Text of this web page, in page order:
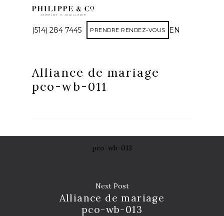
(514) 284 7445 PRENDRE RENDEZ-VOUS EN
Alliance de mariage
pco-wb-011
Next Post
Alliance de mariage
pco-wb-013
pco-wb-013